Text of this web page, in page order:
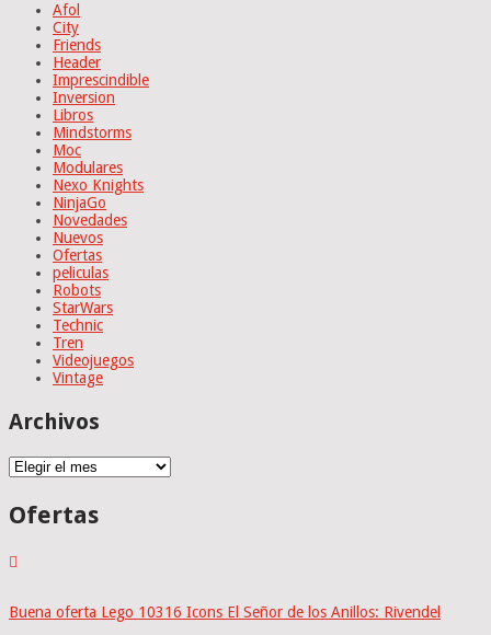
Afol
City
Friends
Header
Imprescindible
Inversion
Libros
Mindstorms
Moc
Modulares
Nexo Knights
NinjaGo
Novedades
Nuevos
Ofertas
peliculas
Robots
StarWars
Technic
Tren
Videojuegos
Vintage
Archivos
Archivos
Ofertas
Buena oferta Lego 10316 Icons El Señor de los Anillos: Rivendel